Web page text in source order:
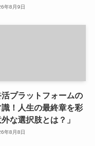
年8月9日
活プラットフォームの
識！人生の最終章を彩
な選択肢とは？」
年8月8日